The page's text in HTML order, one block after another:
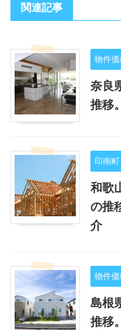
関連記事
物件
奈良
推移
印南町
和歌
の推
介
物件
島根
推移